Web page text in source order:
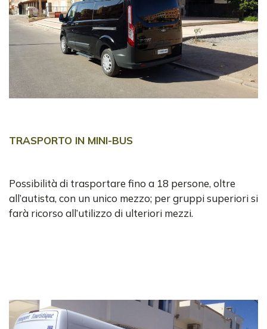
TRASPORTO IN MINI-BUS
Possibilità di trasportare fino a 18 persone, oltre
all’autista, con un unico mezzo; per gruppi superiori si
farà ricorso all’utilizzo di ulteriori mezzi.